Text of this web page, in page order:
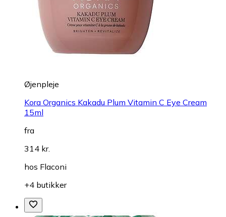
Øjenpleje
Kora Organics Kakadu Plum Vitamin C Eye Cream
15ml
fra
314 kr.
hos Flaconi
+4 butikker